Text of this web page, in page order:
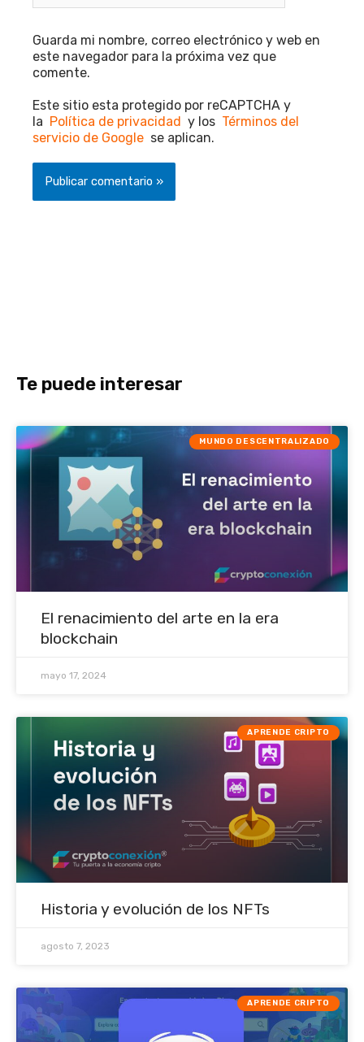
Guarda mi nombre, correo electrónico y web en
este navegador para la próxima vez que
comente.
Este sitio esta protegido por reCAPTCHA y
la Política de privacidad y los Términos del
servicio de Google se aplican.
Te puede interesar
MUNDO DESCENTRALIZADO
El renacimiento del arte en la era
blockchain
mayo 17, 2024
APRENDE CRIPTO
Historia y evolución de los NFTs
agosto 7, 2023
APRENDE CRIPTO